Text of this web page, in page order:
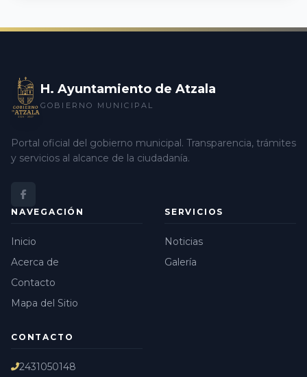
H. Ayuntamiento de Atzala
GOBIERNO MUNICIPAL
Portal oficial del gobierno municipal. Transparencia, trámites
y servicios al alcance de la ciudadanía.
NAVEGACIÓN
Inicio
Acerca de
Contacto
Mapa del Sitio
SERVICIOS
Noticias
Galería
CONTACTO
2431050148